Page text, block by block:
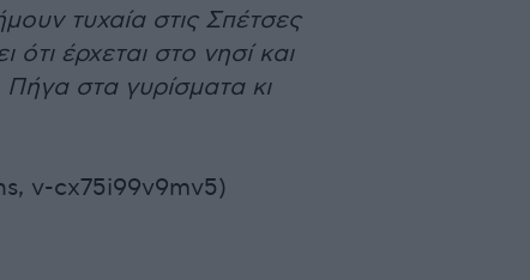
τυχαία στις Σπέτσες
έρχεται στο νησί και
στα γυρίσματα κι
v-cx75i99v9mv5)